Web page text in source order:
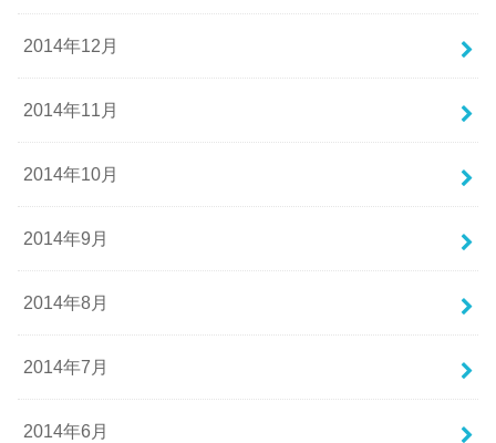
2014年12月
2014年11月
2014年10月
2014年9月
2014年8月
2014年7月
2014年6月